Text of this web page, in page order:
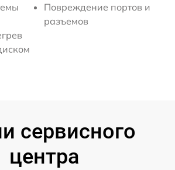
Повреждение портов и
разъемов
сервисного
центра